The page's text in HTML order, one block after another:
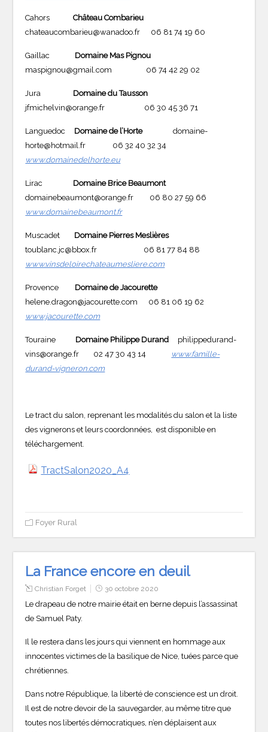
CahorsChâteau Combarieu
chateaucombarieu@wanadoo.fr 06 81 74 19 60
Gaillac Domaine Mas Pignou
maspignou@gmail.com 06 74 42 29 02
Jura Domaine du Tausson
jfmichelvin@orange.fr 06 30 45 36 71
Languedoc Domaine de l’Hortedomaine-
horte@hotmail.fr 06 32 40 32 34
www.domainedelhorte.eu
Lirac Domaine Brice Beaumont
domainebeaumont@orange.fr 06 80 27 59 66
www.domainebeaumont.fr
Muscadet Domaine Pierres Meslières
toublanc.jc@bbox.fr 06 81 77 84 88
www.vinsdeloirechateaumesliere.com
Provence Domaine de Jacourette
helene.dragon@jacourette.com 06 81 06 19 62
www.jacourette.com
Touraine Domaine Philippe Durand
philippedurand-
vins@orange.fr 02 47 30 43 14
www.famille-
durand-vigneron.com
Le tract du salon, reprenant les modalités du salon et la liste
des vignerons et leurs coordonnées, est disponible en
téléchargement.
TractSalon2020_A4
Foyer Rural
La France encore en deuil
Christian Forget 30 octobre 2020
Le drapeau de notre mairie était en berne depuis l’assassinat
de Samuel Paty.
Il le restera dans les jours qui viennent en hommage aux
innocentes victimes de la basilique de Nice, tuées parce que
chrétiennes.
Dans notre République, la liberté de conscience est un droit.
Il est de notre devoir de la sauvegarder, au même titre que
toutes nos libertés démocratiques, n’en déplaisent aux